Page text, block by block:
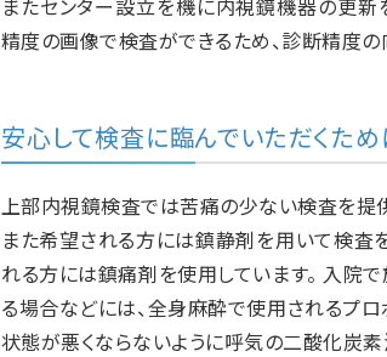
精度の画像で検査ができるため、診断精度の
安心して検査に臨んでいただくため
上部内視鏡検査では苦痛の少ない検査を提
また希望される方には鎮静剤を用いて検査
れる方には鎮痛剤を使用しています。 入院
る場合などには、全身麻酔で使用されるプ
状態が悪くならないように呼気の二酸化炭素